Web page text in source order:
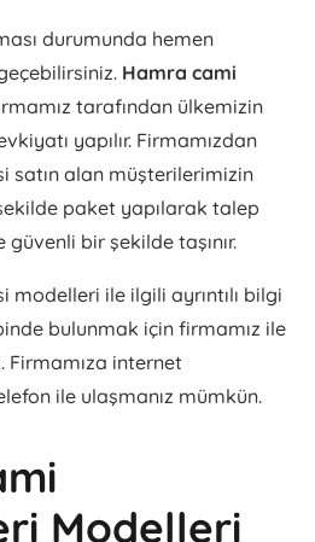
durumunda hemen
Hamra cami
tarafından ülkemizin
yapılır. Firmamızdan
satın alan müşterilerimizin
paket yapılarak talep
bir şekilde taşınır.
ile ilgili ayrıntılı bilgi
bulunmak için firmamız ile
Firmamıza internet
ile ulaşmanız mümkün.
Modelleri